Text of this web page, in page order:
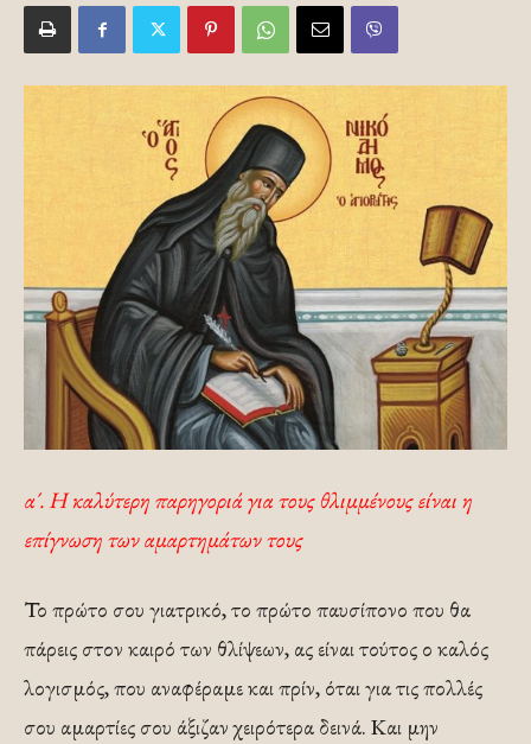
α΄. Η καλύτερη παρηγοριά για τους θλιμμένους είναι η
επίγνωση των αμαρτημάτων τους
Το πρώτο σου γιατρικό, το πρώτο παυσίπονο που θα
πάρεις στον καιρό των θλίψεων, ας είναι τούτος ο καλός
λογισμός, που αναφέραμε και πρίν, όται για τις πολλές
σου αμαρτίες σου άξιζαν χειρότερα δεινά. Και μην